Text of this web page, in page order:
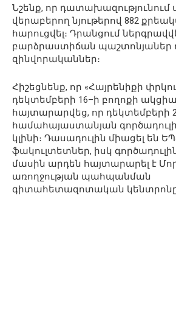
Նշենք, որ
վերաբերող նյութերով 882
հարուցվել։ Դրանցում
բարձրաստիճան պաշտոնյաներ
զինվորականներ։
Հիշեցնենք, որ «Հայրենիքի
դեկտեմբերի 16–ի բողոքի
հայտարարվեց, որ դեկտեմբերի
համահայաստանյան
կլինի։ Դասադուլին միացել են
ֆակուլտետներ, իսկ
մասին արդեն հայտարարել է
առողջության պահպանման
գիտահետազոտական